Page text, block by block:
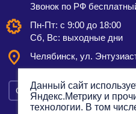
Звонок по РФ
Пн-Пт: с 9:00 до 18:00
Сб, Вс: выходные дни
Челябинск, ул.
Смотреть на карте
Данный сайт
Яндекс.Метрику и
технологии. В том